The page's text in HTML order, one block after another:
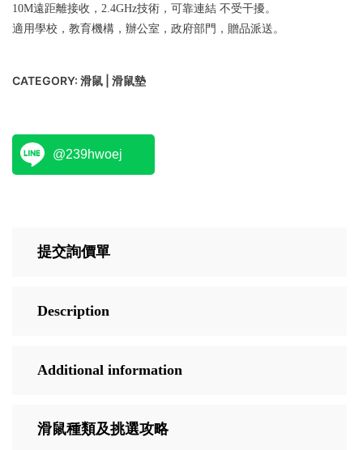
10M遠距離接收，2.4GHz技術，可靠連結 不受干擾。
適用學校，教育機構，辦公室，政府部門，贈品派送。
CATEGORY: 滑鼠 | 滑鼠墊
@239hwoej
提交詢價單
Description
Additional information
滑鼠種類及挑選攻略